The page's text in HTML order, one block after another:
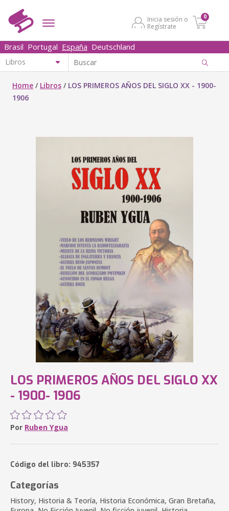
Inicia sesión o
Regístrate
0
Brasil Portugal España Deutschland
Home / Libros / LOS PRIMEROS AÑOS DEL SIGLO XX - 1900-
1906
LOS PRIMEROS AÑOS DEL SIGLO XX
- 1900- 1906
Por Ruben Ygua
Código del libro: 945357
Categorías
History, Historia & Teoría, Historia Económica, Gran Bretaña,